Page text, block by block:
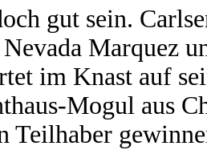
gut sein.
Marquez
im Knast auf
Mogul aus
Teilhaber